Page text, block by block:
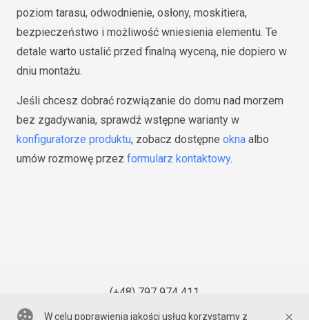
poziom tarasu, odwodnienie, osłony, moskitiera,
bezpieczeństwo i możliwość wniesienia elementu. Te
detale warto ustalić przed finalną wyceną, nie dopiero w
dniu montażu.
Jeśli chcesz dobrać rozwiązanie do domu nad morzem
bez zgadywania, sprawdź wstępne warianty w
konfiguratorze produktu, zobacz dostępne okna albo
umów rozmowę przez formularz kontaktowy.
(+48) 797 974 411
W celu poprawienia jakości usług korzystamy z